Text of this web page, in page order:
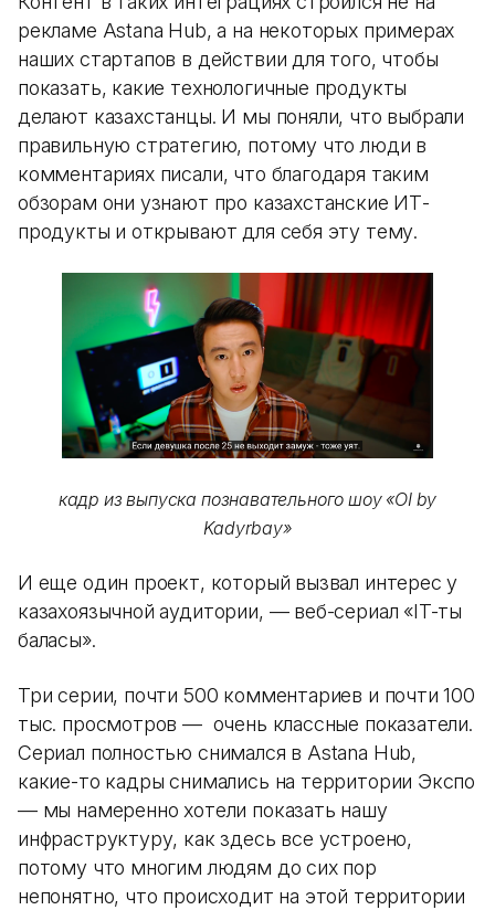
рекламе Astana Hub, а на некоторых примерах
наших стартапов в действии для того, чтобы
показать, какие технологичные продукты
делают казахстанцы. И мы поняли, что выбрали
правильную стратегию, потому что люди в
комментариях писали, что благодаря таким
обзорам они узнают про казахстанские ИТ-
продукты и открывают для себя эту тему.
кадр из выпуска познавательного шоу «OI by
Kadyrbay»
И еще один проект, который вызвал интерес у
казахоязычной аудитории, — веб-сериал «IT-тың
баласы».
Три серии, почти 500 комментариев и почти 100
тыс. просмотров — очень классные показатели.
Сериал полностью снимался в Astana Hub,
какие-то кадры снимались на территории Экспо
— мы намеренно хотели показать нашу
инфраструктуру, как здесь все устроено,
потому что многим людям до сих пор
непонятно, что происходит на этой территории